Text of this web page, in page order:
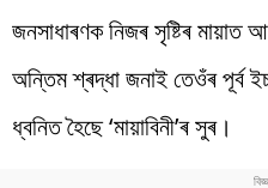
জনসাধাৰণক নিজৰ সৃষ্টিৰ মায়াত
অন্তিম শ্ৰদ্ধা জনাই তেওঁৰ পূৰ্ব
ধ্বনিত হৈছে ‘মায়াবিনী’ৰ সুৰ।